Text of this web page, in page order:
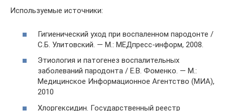
Используемые источники:
Гигиенический уход при воспаленном пародонте /
С.Б. Улитовский. — М.: МЕДпресс-информ, 2008.
Этиология и патогенез воспалительных
заболеваний пародонта / Е.В. Фоменко. — М.:
Медицинское Информационное Агентство (МИА),
2010
Хлоргексидин. Государственный реестр